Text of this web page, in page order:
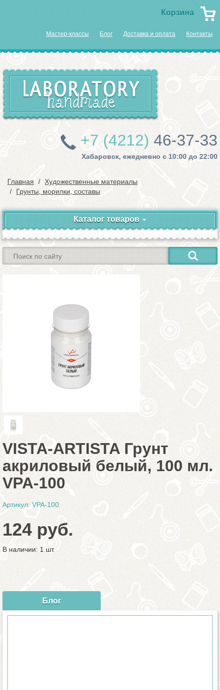
Корзина
Мастер-классы Блог Доставка и оплата Контакты
+7 (4212) 46-37-33
Хабаровск, ежедневно с 10:00 до 22:00
Главная
Художественные материалы
Грунты, морилки, составы
Каталог товаров
VISTA-ARTISTA Грунт
акриловый белый, 100 мл.
VPA-100
Артикул: VPA-100
124 руб.
В наличии: 1 шт.
Блог